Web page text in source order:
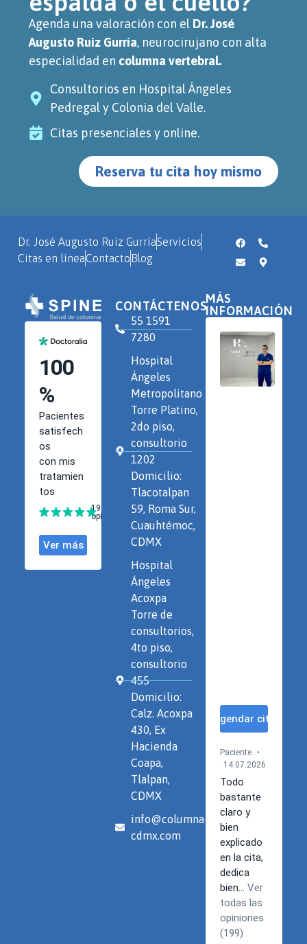
Agenda una valoración con el Dr. José
Augusto Ruiz Gurría, neurocirujano con alta
especialidad en columna vertebral.
Consultorios en Hospital Ángeles
Pedregal y Colonia del Valle.
Citas presenciales y online.
Reserva tu cita hoy mismo
Dr. José Augusto Ruiz GurríaServicios
Citas en líneaContactoBlog
CONTÁCTENOS
55 1591
7280
Hospital
Ángeles
Metropolitano
Torre Platino,
2do piso,
consultorio
1202
Domicilio:
Tlacotalpan
59, Roma Sur,
Cuauhtémoc,
CDMX
Hospital
Ángeles
Acoxpa
Torre de
consultorios,
4to piso,
consultorio
455
Domicilio:
Calz. Acoxpa
430, Ex
Hacienda
Coapa,
Tlalpan,
CDMX
info@columna-
cdmx.com
MÁS
INFORMACIÓN